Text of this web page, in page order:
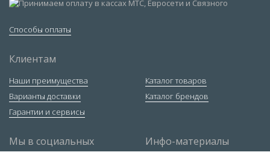
Способы оплаты
Клиентам
Наши преимущества
Варианты доставки
Гарантии и сервисы
Каталог товаров
Каталог брендов
Мы в социальных
сетях
Инфо-материалы